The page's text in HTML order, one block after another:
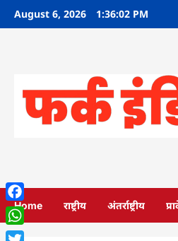
SkipAugust 6, 2026 1:36:03 PM
Home राष्ट्रीय अंतर्राष्ट्रीय
Facebook
WhatsApp